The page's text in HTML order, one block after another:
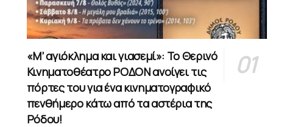
«Μ’ αγιόκλημα και γιασεμί»: Το Θερινό
Κινηματοθέατρο ΡΟΔΟΝ ανοίγει τις
πόρτες του για ένα κινηματογραφικό
πενθήμερο κάτω από τα αστέρια της
Ρόδου!